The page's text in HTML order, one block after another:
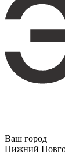
Ваш город
Нижний